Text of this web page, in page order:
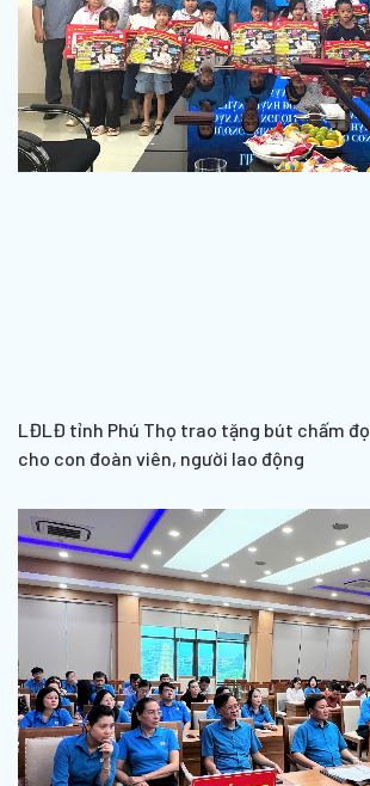
LĐLĐ tỉnh Phú Thọ trao tặng bút chấm
cho con đoàn viên, người lao động